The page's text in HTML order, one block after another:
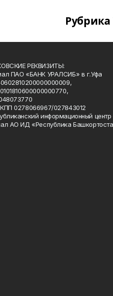
РЕКВИЗИТЫ:
ПАО «БАНК УРАЛСИБ» в г.Уфа
0278066967/027843012
информационный центр
АО ИД «Республика